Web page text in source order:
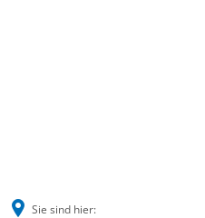
Sie sind hier: